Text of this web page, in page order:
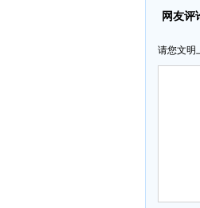
网友评
请您文明